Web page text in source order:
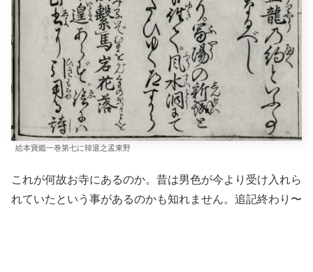
絵本寶鑑一巻第七に韓退之孟東野
これが何故お寺にあるのか。昔は男色が今より受け入れら
れていたという事があるのかも知れません。追記終わり〜